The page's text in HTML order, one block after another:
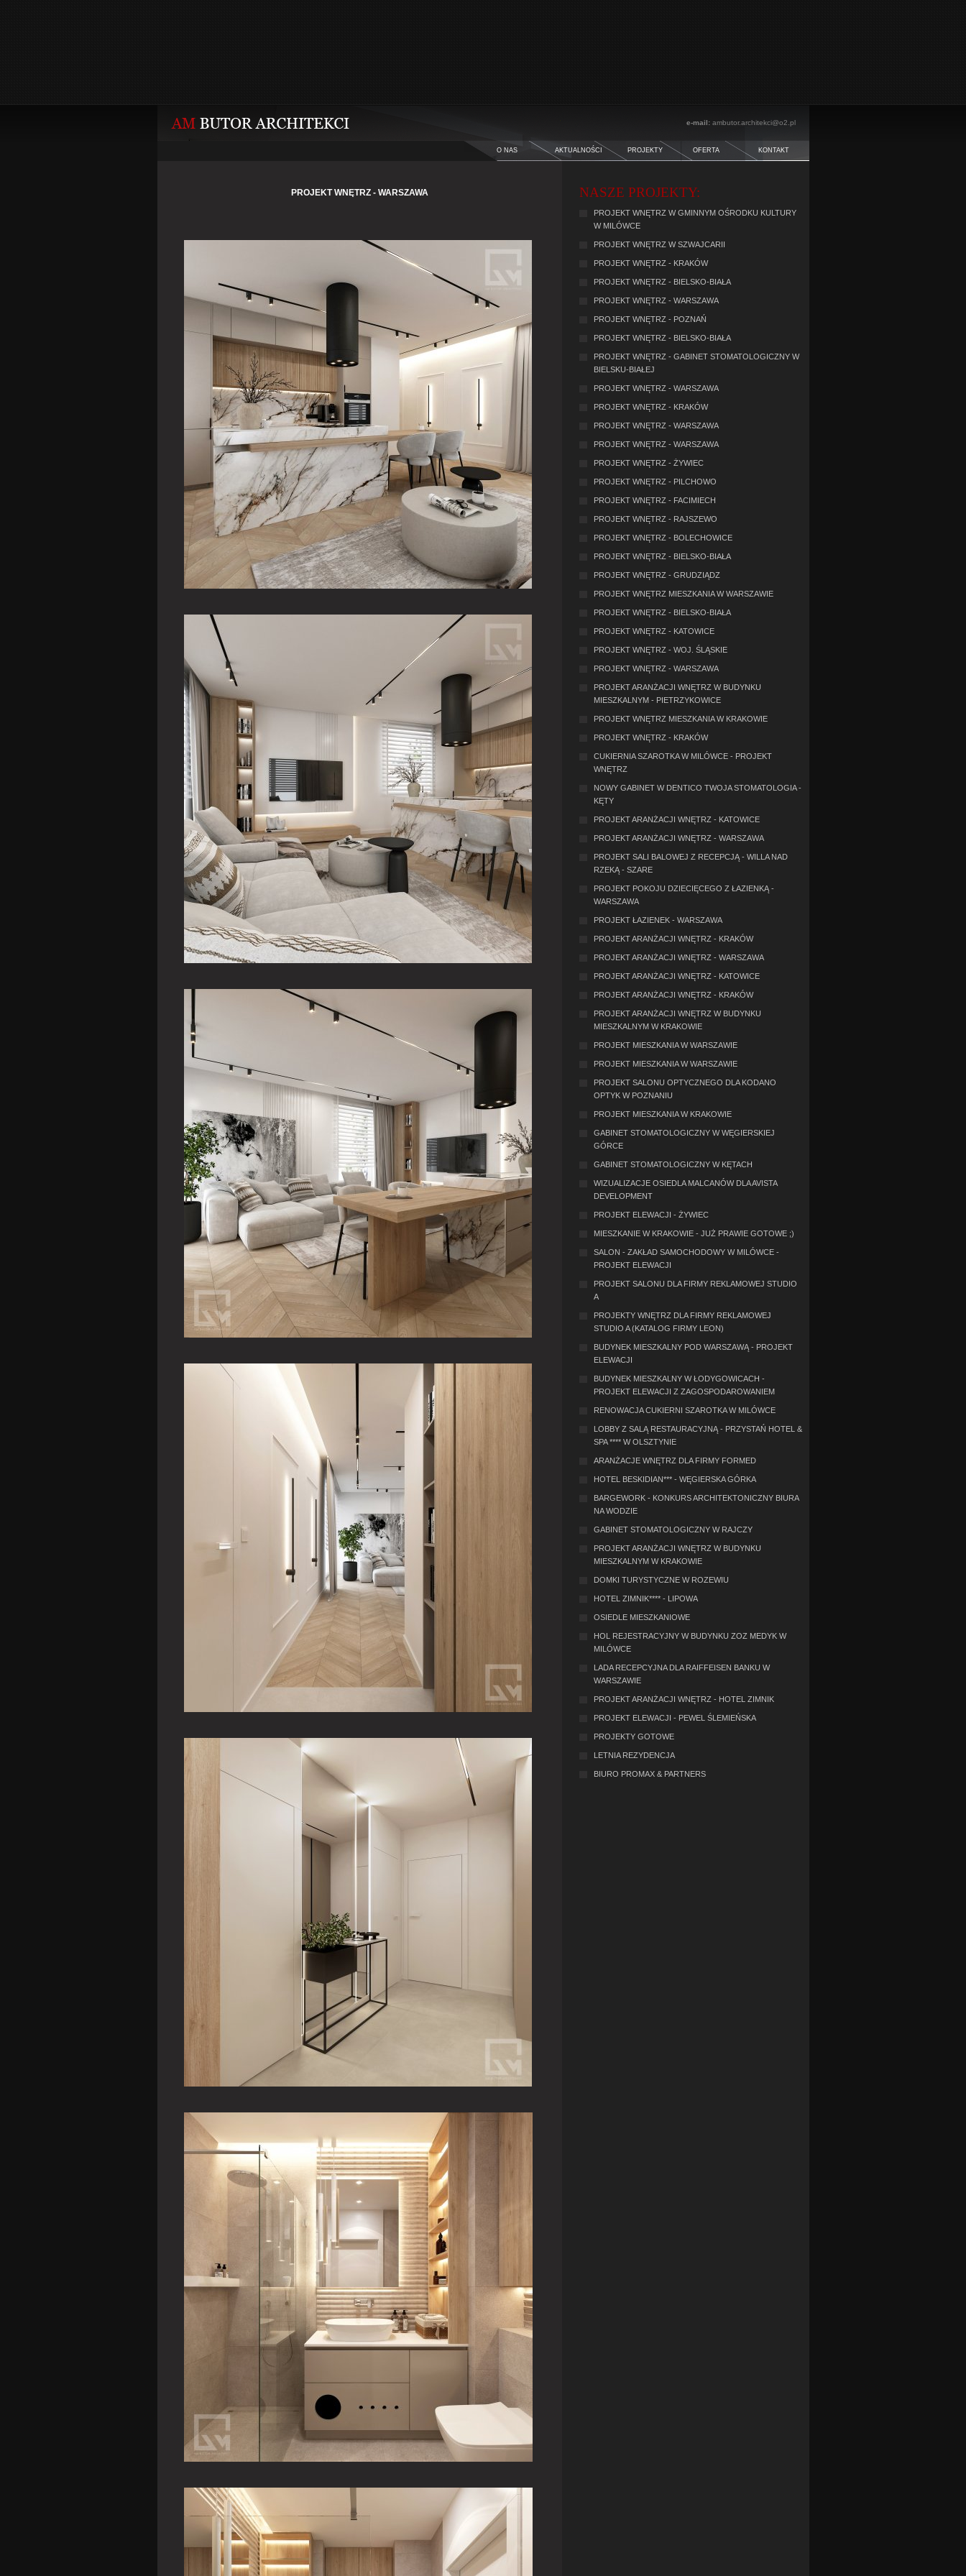
e-mail: ambutor.architekci@o2.pl
O NAS AKTUALNOŚCI PROJEKTY OFERTA KONTAKT
PROJEKT WNĘTRZ - WARSZAWA NASZE PROJEKTY:
PROJEKT WNĘTRZ W GMINNYM OŚRODKU KULTURY
W MILÓWCE
PROJEKT WNĘTRZ W SZWAJCARII
PROJEKT WNĘTRZ - KRAKÓW
PROJEKT WNĘTRZ - BIELSKO-BIAŁA
PROJEKT WNĘTRZ - WARSZAWA
PROJEKT WNĘTRZ - POZNAŃ
PROJEKT WNĘTRZ - BIELSKO-BIAŁA
PROJEKT WNĘTRZ - GABINET STOMATOLOGICZNY W
BIELSKU-BIAŁEJ
PROJEKT WNĘTRZ - WARSZAWA
PROJEKT WNĘTRZ - KRAKÓW
PROJEKT WNĘTRZ - WARSZAWA
PROJEKT WNĘTRZ - WARSZAWA
PROJEKT WNĘTRZ - ŻYWIEC
PROJEKT WNĘTRZ - PILCHOWO
PROJEKT WNĘTRZ - FACIMIECH
PROJEKT WNĘTRZ - RAJSZEWO
PROJEKT WNĘTRZ - BOLECHOWICE
PROJEKT WNĘTRZ - BIELSKO-BIAŁA
PROJEKT WNĘTRZ - GRUDZIĄDZ
PROJEKT WNĘTRZ MIESZKANIA W WARSZAWIE
PROJEKT WNĘTRZ - BIELSKO-BIAŁA
PROJEKT WNĘTRZ - KATOWICE
PROJEKT WNĘTRZ - WOJ. ŚLĄSKIE
PROJEKT WNĘTRZ - WARSZAWA
PROJEKT ARANŻACJI WNĘTRZ W BUDYNKU
MIESZKALNYM - PIETRZYKOWICE
PROJEKT WNĘTRZ MIESZKANIA W KRAKOWIE
PROJEKT WNĘTRZ - KRAKÓW
CUKIERNIA SZAROTKA W MILÓWCE - PROJEKT
WNĘTRZ
NOWY GABINET W DENTICO TWOJA STOMATOLOGIA -
KĘTY
PROJEKT ARANŻACJI WNĘTRZ - KATOWICE
PROJEKT ARANŻACJI WNĘTRZ - WARSZAWA
PROJEKT SALI BALOWEJ Z RECEPCJĄ - WILLA NAD
RZEKĄ - SZARE
PROJEKT POKOJU DZIECIĘCEGO Z ŁAZIENKĄ -
WARSZAWA
PROJEKT ŁAZIENEK - WARSZAWA
PROJEKT ARANŻACJI WNĘTRZ - KRAKÓW
PROJEKT ARANŻACJI WNĘTRZ - WARSZAWA
PROJEKT ARANŻACJI WNĘTRZ - KATOWICE
PROJEKT ARANŻACJI WNĘTRZ - KRAKÓW
PROJEKT ARANŻACJI WNĘTRZ W BUDYNKU
MIESZKALNYM W KRAKOWIE
PROJEKT MIESZKANIA W WARSZAWIE
PROJEKT MIESZKANIA W WARSZAWIE
PROJEKT SALONU OPTYCZNEGO DLA KODANO
OPTYK W POZNANIU
PROJEKT MIESZKANIA W KRAKOWIE
GABINET STOMATOLOGICZNY W WĘGIERSKIEJ
GÓRCE
GABINET STOMATOLOGICZNY W KĘTACH
WIZUALIZACJE OSIEDLA MALCANÓW DLA AVISTA
DEVELOPMENT
PROJEKT ELEWACJI - ŻYWIEC
MIESZKANIE W KRAKOWIE - JUŻ PRAWIE GOTOWE ;)
SALON - ZAKŁAD SAMOCHODOWY W MILÓWCE -
PROJEKT ELEWACJI
PROJEKT SALONU DLA FIRMY REKLAMOWEJ STUDIO
A
PROJEKTY WNĘTRZ DLA FIRMY REKLAMOWEJ
STUDIO A (KATALOG FIRMY LEON)
BUDYNEK MIESZKALNY POD WARSZAWĄ - PROJEKT
ELEWACJI
BUDYNEK MIESZKALNY W ŁODYGOWICACH -
PROJEKT ELEWACJI Z ZAGOSPODAROWANIEM
RENOWACJA CUKIERNI SZAROTKA W MILÓWCE
LOBBY Z SALĄ RESTAURACYJNĄ - PRZYSTAŃ HOTEL &
SPA **** W OLSZTYNIE
ARANŻACJE WNĘTRZ DLA FIRMY FORMED
HOTEL BESKIDIAN*** - WĘGIERSKA GÓRKA
BARGEWORK - KONKURS ARCHITEKTONICZNY BIURA
NA WODZIE
GABINET STOMATOLOGICZNY W RAJCZY
PROJEKT ARANŻACJI WNĘTRZ W BUDYNKU
MIESZKALNYM W KRAKOWIE
DOMKI TURYSTYCZNE W ROZEWIU
HOTEL ZIMNIK**** - LIPOWA
OSIEDLE MIESZKANIOWE
HOL REJESTRACYJNY W BUDYNKU ZOZ MEDYK W
MILÓWCE
LADA RECEPCYJNA DLA RAIFFEISEN BANKU W
WARSZAWIE
PROJEKT ARANŻACJI WNĘTRZ - HOTEL ZIMNIK
PROJEKT ELEWACJI - PEWEL ŚLEMIEŃSKA
PROJEKTY GOTOWE
LETNIA REZYDENCJA
BIURO PROMAX & PARTNERS